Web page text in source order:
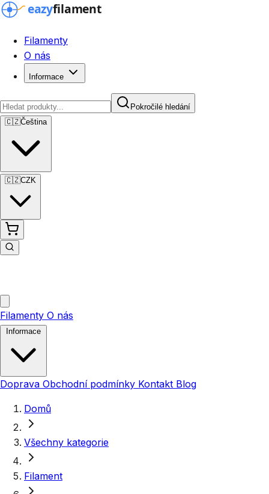
Filamenty
O nás
Informace
Pokročilé hledání
🇨🇿Čeština
🇨🇿CZK
Filamenty O nás
Doprava Obchodní podmínky Kontakt Blog
Domů
Všechny kategorie
Filament